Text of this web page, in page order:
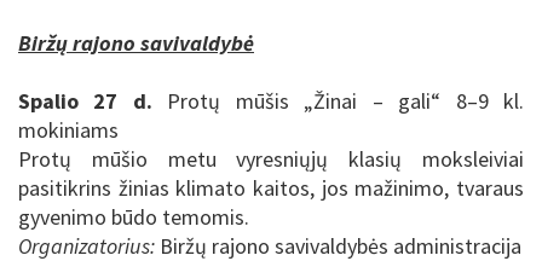
Biržų rajono savivaldybė
Spalio 27 d. Protų mūšis „Žinai – gali“ 8–9 kl.
mokiniams
Protų mūšio metu vyresniųjų klasių moksleiviai
pasitikrins žinias klimato kaitos, jos mažinimo, tvaraus
gyvenimo būdo temomis.
Organizatorius: Biržų rajono savivaldybės administracija